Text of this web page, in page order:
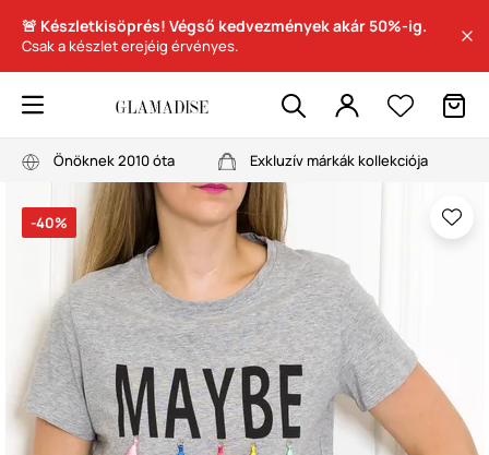
🚨 Készletkisöprés! Végső kedvezmények akár 50%-ig.
Csak a készlet erejéig érvényes.
Önöknek 2010 óta Exkluzív márkák kollekciója
-40%